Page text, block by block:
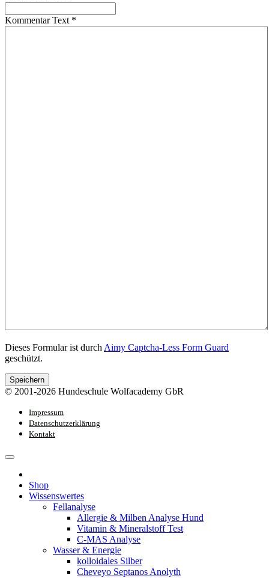
Kommentar Text *
Dieses Formular ist durch Aimy Captcha-Less Form Guard
geschützt.
Speichern
© 2001-2026 Hundeschule Wolfacademy GbR
Impressum
Datenschutzerklärung
Kontakt
Shop
Wissenswertes
Fellanalyse
Allergie & Milben Analyse Hund
Vitamin & Mineralstoff Test
C-MAS Analyse
Wasser & Energie
kolloidales Silber
Cheveyo Septanos Anolyth